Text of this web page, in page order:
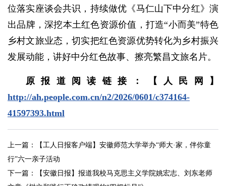
位落实座谈会共识，持续做优《马仁山下中分红》演
出品牌，深挖本土红色资源价值，打造“小而美”特色
乡村文旅业态，切实把红色资源优势转化为乡村振兴
发展动能，讲好中分红色故事、擦亮繁昌文旅名片。
原报道阅读链接：【人民网】
http://ah.people.com.cn/n2/2026/0601/c374164-
41597393.html
上一篇：
【工人日报客户端】安徽师范大学举办“师大·家，伴你童
行”六一亲子活动
下一篇：
【安徽日报】报道我校马克思主义学院姚宏志、刘东老师